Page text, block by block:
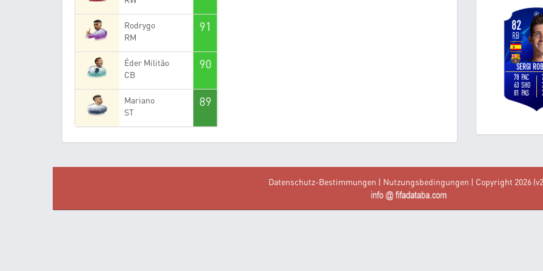
Rodrygo
RM
91
Éder Militão
CB
90
Mariano
ST
89
Datenschutz-Bestimmungen | Nutzungsbedingungen | Copyright 2026